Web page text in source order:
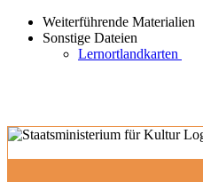
Weiterführende Materialien
Sonstige Dateien
Lernortlandkarten